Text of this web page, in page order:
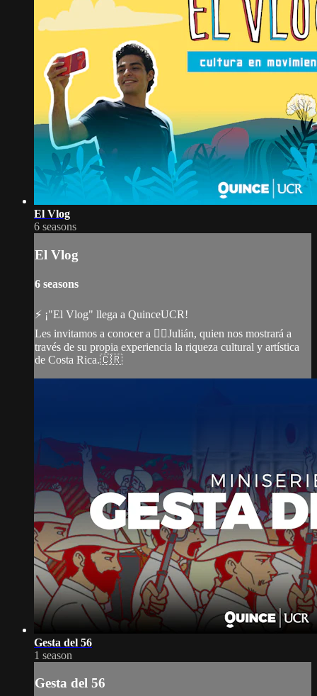
El Vlog
6 seasons
El Vlog
6 seasons
⚡ ¡"El Vlog" llega a QuinceUCR!
Les invitamos a conocer a 💁‍♂️Julián, quien nos mostrará a
través de su propia experiencia la riqueza cultural y artística
de Costa Rica.🇨🇷
Gesta del 56
1 season
Gesta del 56